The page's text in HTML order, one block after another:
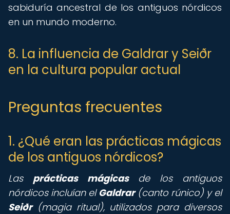
sabiduría ancestral de los antiguos nórdicos
en un mundo moderno.
8. La influencia de Galdrar y Seiðr
en la cultura popular actual
Preguntas frecuentes
1. ¿Qué eran las prácticas mágicas
de los antiguos nórdicos?
Las prácticas mágicasde los antiguos
nórdicos incluían el Galdrar(canto rúnico) y el
Seiðr(magia ritual), utilizados para diversos